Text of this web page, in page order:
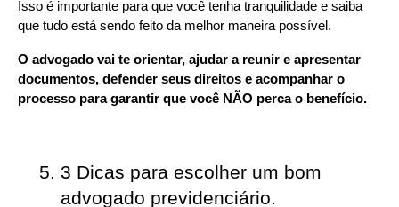
Isso é importante para que você tenha tranquilidade e saiba
que tudo está sendo feito da melhor maneira possível.
O advogado vai te orientar, ajudar a reunir e apresentar
documentos, defender seus direitos e acompanhar o
processo para garantir que você NÃO perca o benefício.
3 Dicas para escolher um bom
advogado previdenciário.